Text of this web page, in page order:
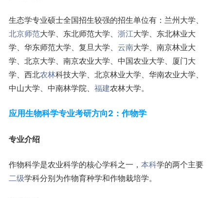
生态学专业硕士全国招生较强的招生单位有：兰州大学、
北京师范大学、东北师范大学、 浙江大学、东北林业大
学、华东师范大学、复旦大学、 云南大学、南京林业大
学、北京大学、南京农业大学、中国农业大学、厦门大
学、西北农林科技大学、北京林业大学、华南农业大学、
中山大学、中南林学院、 福建农林大学。
应用生物科学专业考研方向2：作物学
专业介绍
作物科学是农业科学的核心学科之一， 本科学的两个主要
二级学科分别为作物育种学和作物栽培学。